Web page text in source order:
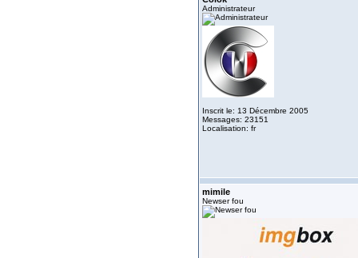
Administrateur
Inscrit le: 13 Décembre 2005
Messages: 23151
Localisation: fr
mimile
Newser fou